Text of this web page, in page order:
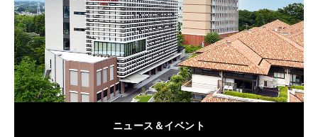
ニュース＆イベント